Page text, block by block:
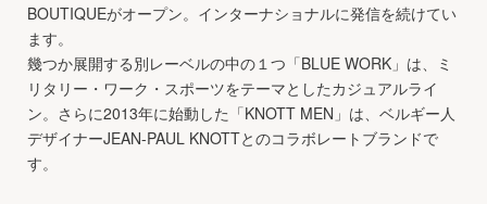
BOUTIQUEがオープン。インターナショナルに発信を続けてい
ます。
幾つか展開する別レーベルの中の１つ「BLUE WORK」は、ミ
リタリー・ワーク・スポーツをテーマとしたカジュアルライ
ン。さらに2013年に始動した「KNOTT MEN」は、ベルギー人
デザイナーJEAN-PAUL KNOTTとのコラボレートブランドで
す。